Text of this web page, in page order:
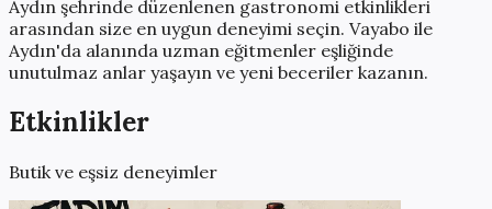
Aydın şehrinde düzenlenen gastronomi etkinlikleri
arasından size en uygun deneyimi seçin. Vayabo ile
Aydın'da alanında uzman eğitmenler eşliğinde
unutulmaz anlar yaşayın ve yeni beceriler kazanın.
Etkinlikler
Butik ve eşsiz deneyimler